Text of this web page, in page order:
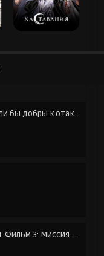
Где те девушки, что были бы добры к отаку?
Моя геройская академия. Фильм 3: Миссия мировых героев